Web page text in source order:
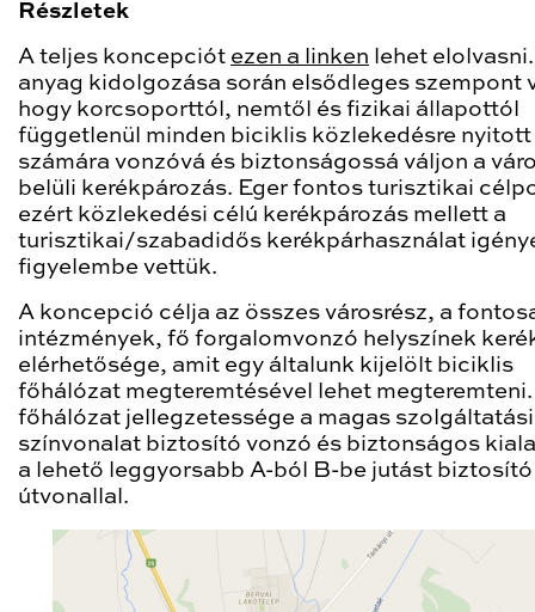
Részletek
A teljes koncepciót ezen a linken lehet
anyag kidolgozása során elsődleges szempont
hogy korcsoporttól, nemtől és fizikai állapottól
függetlenül minden biciklis közlekedésre nyitott
számára vonzóvá és biztonságossá váljon a
belüli kerékpározás. Eger fontos turisztikai
ezért közlekedési célú kerékpározás mellett a
turisztikai/szabadidős kerékpárhasználat
figyelembe vettük.
A koncepció célja az összes városrész, a
intézmények, fő forgalomvonzó helyszínek
elérhetősége, amit egy általunk kijelölt biciklis
főhálózat megteremtésével lehet megteremteni.
főhálózat jellegzetessége a magas szolgáltatási
színvonalat biztosító vonzó és biztonságos
a lehető leggyorsabb A-ból B-be jutást biztosító
útvonallal.